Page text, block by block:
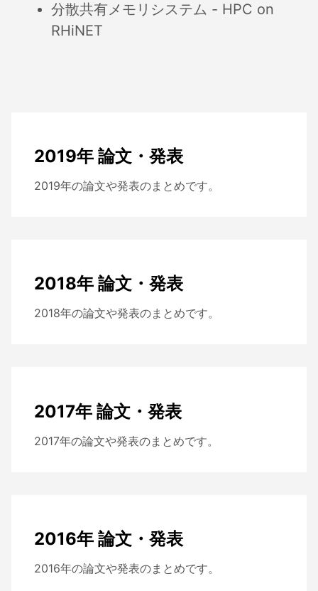
分散共有メモリシステム - HPC on
RHiNET
2019年 論文・発表
2019年の論文や発表のまとめです。
2018年 論文・発表
2018年の論文や発表のまとめです。
2017年 論文・発表
2017年の論文や発表のまとめです。
2016年 論文・発表
2016年の論文や発表のまとめです。